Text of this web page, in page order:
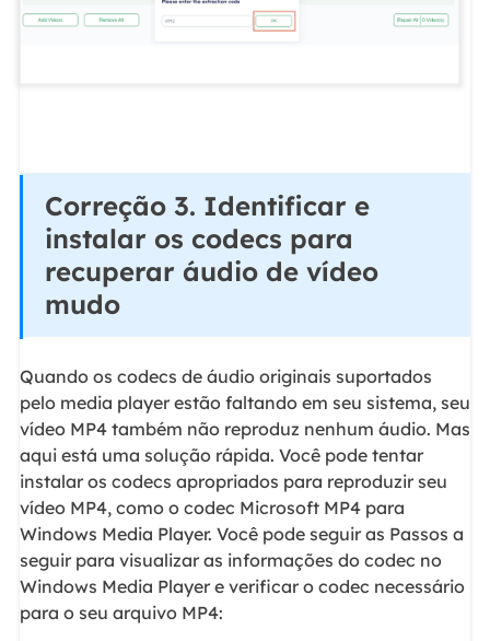
Correção 3. Identificar e
instalar os codecs para
recuperar áudio de vídeo
mudo
Quando os codecs de áudio originais suportados
pelo media player estão faltando em seu sistema, seu
vídeo MP4 também não reproduz nenhum áudio. Mas
aqui está uma solução rápida. Você pode tentar
instalar os codecs apropriados para reproduzir seu
vídeo MP4, como o codec Microsoft MP4 para
Windows Media Player. Você pode seguir as Passos a
seguir para visualizar as informações do codec no
Windows Media Player e verificar o codec necessário
para o seu arquivo MP4: